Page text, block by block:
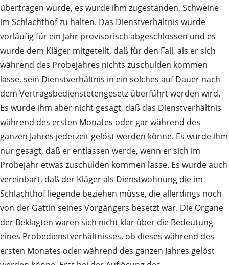
übertragen wurde, es wurde ihm zugestanden, Schweine
im Schlachthof zu halten. Das Dienstverhältnis wurde
vorläufig für ein Jahr provisorisch abgeschlossen und es
wurde dem Kläger mitgeteilt, daß für den Fall, als er sich
während des Probejahres nichts zuschulden kommen
lasse, sein Dienstverhältnis in ein solches auf Dauer nach
dem Vertragsbedienstetengesetz überführt werden wird.
Es wurde ihm aber nicht gesagt, daß das Dienstverhältnis
während des ersten Monates oder gar während des
ganzen Jahres jederzeit gelöst werden könne. Es wurde ihm
nur gesagt, daß er entlassen werde, wenn er sich im
Probejahr etwas zuschulden kommen lasse. Es wurde auch
vereinbart, daß der Kläger als Dienstwohnung die im
Schlachthof liegende beziehen müsse, die allerdings noch
von der Gattin seines Vorgängers besetzt war. Die Organe
der Beklagten waren sich nicht klar über die Bedeutung
eines Probedienstverhältnisses, ob dieses während des
ersten Monates oder während des ganzen Jahres gelöst